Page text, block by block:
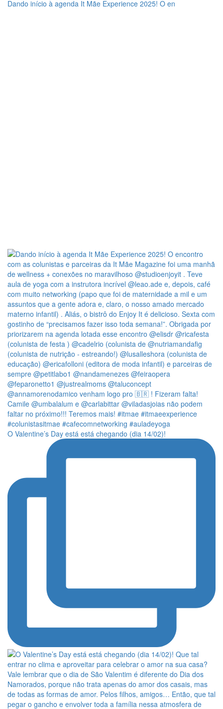
Dando início à agenda It Mãe Experience 2025! O en
O Valentine’s Day está está chegando (dia 14/02)!